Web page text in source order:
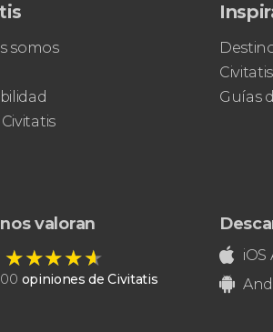
somos
Guías
valoran
★★★★★
★★★★★
opiniones de Civitatis
iOS